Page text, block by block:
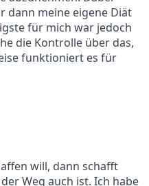
dann meine eigene Diät
für mich war jedoch
die Kontrolle über das,
funktioniert es für
will, dann schafft
Weg auch ist. Ich habe